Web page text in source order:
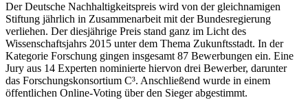
Der Deutsche Nachhaltigkeitspreis wird von der gleichnamigen
Stiftung jährlich in Zusammenarbeit mit der Bundesregierung
verliehen. Der diesjährige Preis stand ganz im Licht des
Wissenschaftsjahrs 2015 unter dem Thema Zukunftsstadt. In der
Kategorie Forschung gingen insgesamt 87 Bewerbungen ein. Eine
Jury aus 14 Experten nominierte hiervon drei Bewerber, darunter
das Forschungskonsortium C³. Anschließend wurde in einem
öffentlichen Online-Voting über den Sieger abgestimmt.